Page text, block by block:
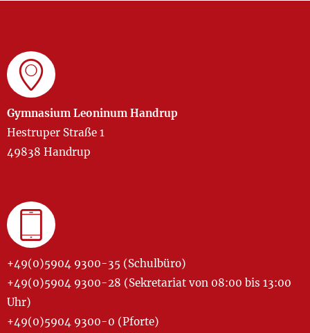
Gymnasium Leoninum Handrup
Hestruper Straße 1
49838 Handrup
+49(0)5904 9300-35 (Schulbüro)
+49(0)5904 9300-28 (Sekretariat von 08:00 bis 13:00
Uhr)
+49(0)5904 9300-0 (Pforte)